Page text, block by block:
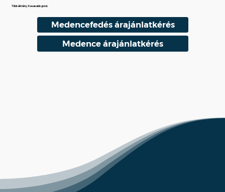
Több élmény. Kevesebb gond.
Medencefedés árajánlatkérés
Medence árajánlatkérés